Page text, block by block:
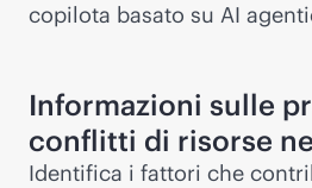
copilota basato su AI
Informazioni sulle
conflitti di risorse
Identifica i fattori che